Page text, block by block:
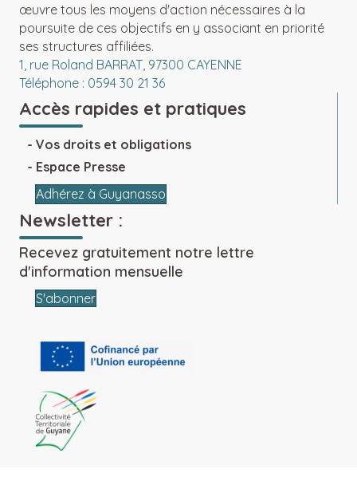
œuvre tous les moyens d'action nécessaires à la
poursuite de ces objectifs en y associant en priorité
ses structures affiliées.
1, rue Roland BARRAT, 97300 CAYENNE
Téléphone : 0594 30 21 36
Accès rapides et pratiques
Vos droits et obligations
Espace Presse
Adhérez à Guyanasso
Newsletter :
Recevez gratuitement notre lettre
d'information mensuelle
S'abonner